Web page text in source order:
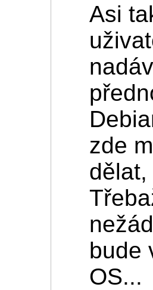
Asi
zde
bude
OS...